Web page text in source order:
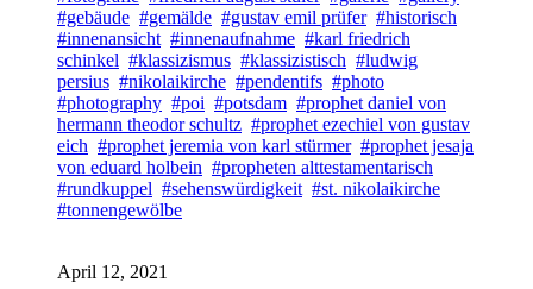
#gebäude #gemälde #gustav emil prüfer #historisch
#innenansicht #innenaufnahme #karl friedrich
schinkel #klassizismus #klassizistisch #ludwig
persius #nikolaikirche #pendentifs #photo
#photography #poi #potsdam #prophet daniel von
hermann theodor schultz #prophet ezechiel von gustav
eich #prophet jeremia von karl stürmer #prophet jesaja
von eduard holbein #propheten alttestamentarisch
#rundkuppel #sehenswürdigkeit #st. nikolaikirche
#tonnengewölbe
April 12, 2021